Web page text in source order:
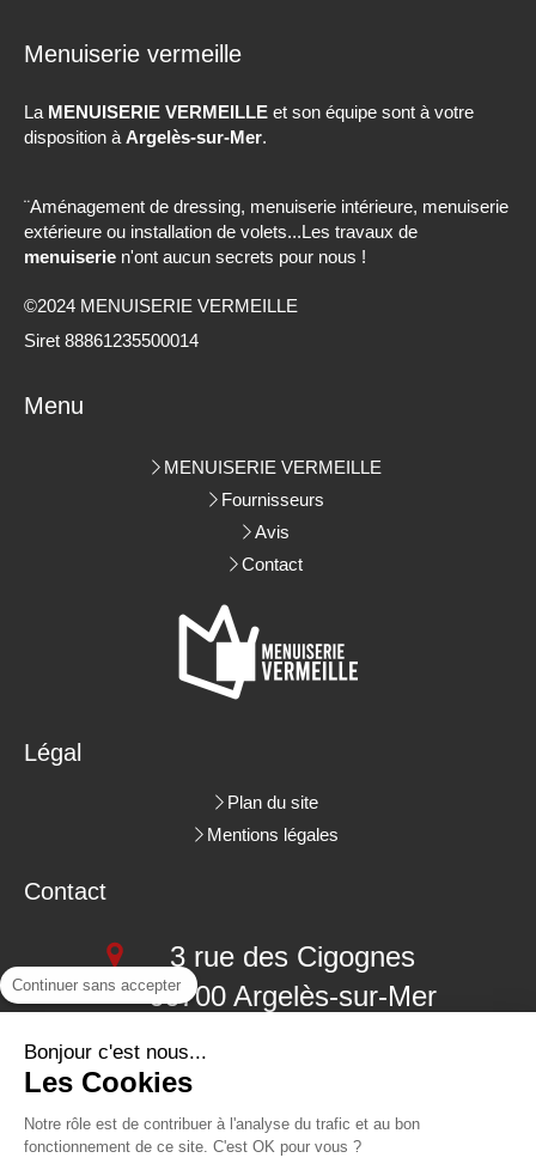
Menuiserie vermeille
La MENUISERIE VERMEILLE et son équipe sont à votre
disposition à Argelès-sur-Mer.
¨Aménagement de dressing, menuiserie intérieure, menuiserie
extérieure ou installation de volets...Les travaux de
menuiserie n'ont aucun secrets pour nous !
©2024 MENUISERIE VERMEILLE
Siret 88861235500014
Menu
MENUISERIE VERMEILLE
Fournisseurs
Avis
Contact
Légal
Plan du site
Mentions légales
Contact
3 rue des Cigognes
66700 Argelès-sur-Mer
Continuer sans accepter
Bonjour c'est nous...
Les Cookies
Notre rôle est de contribuer à l'analyse du trafic et au bon
fonctionnement de ce site. C'est OK pour vous ?